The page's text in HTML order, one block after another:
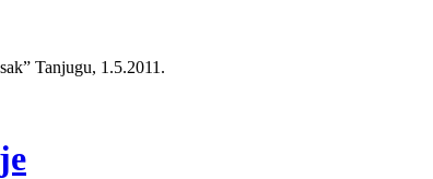
Tanjugu, 1.5.2011.